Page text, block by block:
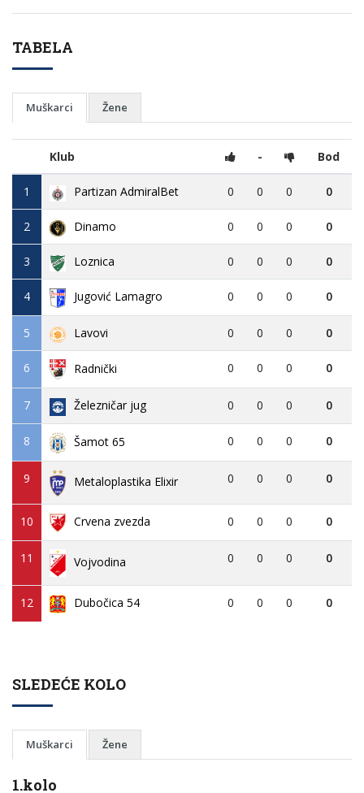
TABELA
Muškarci Žene
Klub - Bod
1 Partizan AdmiralBet 0 0 0 0
2 Dinamo 0 0 0 0
3 Loznica 0 0 0 0
4 Jugović Lamagro 0 0 0 0
5 Lavovi 0 0 0 0
6 Radnički 0 0 0 0
7 Železničar jug 0 0 0 0
8 Šamot 65 0 0 0 0
9 Metaloplastika Elixir 0 0 0 0
10 Crvena zvezda 0 0 0 0
11 Vojvodina 0 0 0 0
12 Dubočica 54 0 0 0 0
SLEDEĆE KOLO
Muškarci Žene
1.kolo